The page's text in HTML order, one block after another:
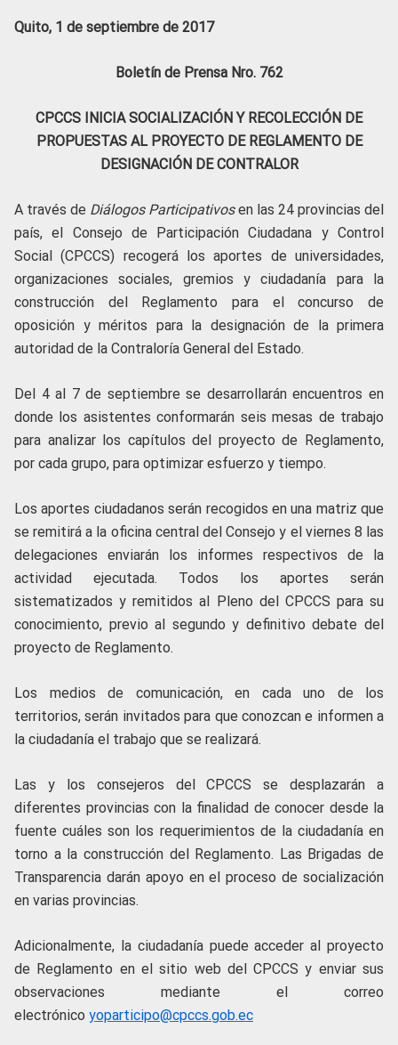
Quito, 1 de septiembre de 2017
Boletín de Prensa Nro. 762
CPCCS INICIA SOCIALIZACIÓN Y RECOLECCIÓN DE
PROPUESTAS AL PROYECTO DE REGLAMENTO DE
DESIGNACIÓN DE CONTRALOR
A través de Diálogos Participativosen las 24 provincias del
país, el Consejo de Participación Ciudadana y Control
Social (CPCCS) recogerá los aportes de universidades,
organizaciones sociales, gremios y ciudadanía para la
construcción del Reglamento para el concurso de
oposición y méritos para la designación de la primera
autoridad de la Contraloría General del Estado.
Del 4 al 7 de septiembre se desarrollarán encuentros en
donde los asistentes conformarán seis mesas de trabajo
para analizar los capítulos del proyecto de Reglamento,
por cada grupo, para optimizar esfuerzo y tiempo.
Los aportes ciudadanos serán recogidos en una matriz que
se remitirá a la oficina central del Consejo y el viernes 8 las
delegaciones enviarán los informes respectivos de la
actividad ejecutada. Todos los aportes serán
sistematizados y remitidos al Pleno del CPCCS para su
conocimiento, previo al segundo y definitivo debate del
proyecto de Reglamento.
Los medios de comunicación, en cada uno de los
territorios, serán invitados para que conozcan e informen a
la ciudadanía el trabajo que se realizará.
Las y los consejeros del CPCCS se desplazarán a
diferentes provincias con la finalidad de conocer desde la
fuente cuáles son los requerimientos de la ciudadanía en
torno a la construcción del Reglamento. Las Brigadas de
Transparencia darán apoyo en el proceso de socialización
en varias provincias.
Adicionalmente, la ciudadanía puede acceder al proyecto
de Reglamento en el sitio web del CPCCS y enviar sus
observaciones mediante el correo
electrónico yoparticipo@cpccs.gob.ec